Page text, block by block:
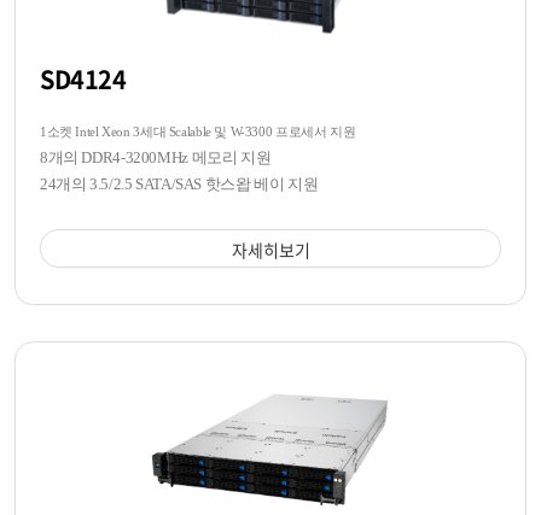
SD4124
1소켓 Intel Xeon 3세대 Scalable 및 W-3300 프로세서 지원
8개의 DDR4-3200MHz 메모리 지원
24개의 3.5/2.5 SATA/SAS 핫스왑 베이 지원
자세히보기